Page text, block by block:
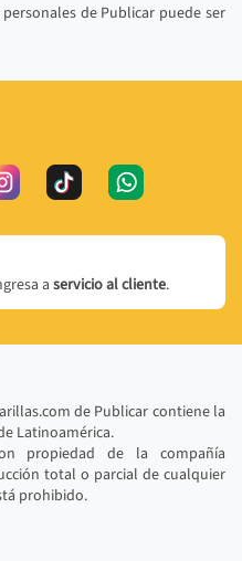
de Publicar puede ser
aservicio al cliente.
de Publicar contiene la
Latinoamérica.
propiedad de la compañía
total o parcial de cualquier
prohibido.